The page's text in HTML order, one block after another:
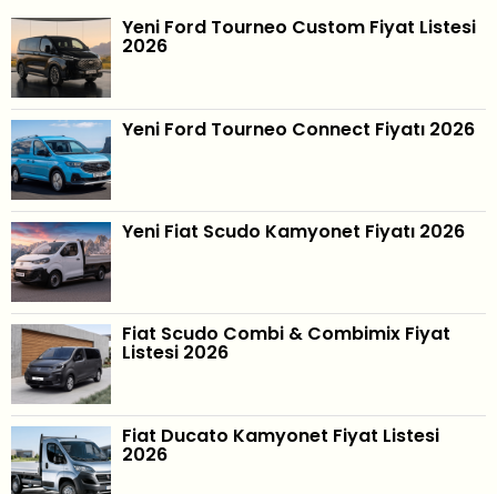
Yeni Ford Tourneo Custom Fiyat Listesi
2026
Yeni Ford Tourneo Connect Fiyatı 2026
Yeni Fiat Scudo Kamyonet Fiyatı 2026
Fiat Scudo Combi & Combimix Fiyat
Listesi 2026
Fiat Ducato Kamyonet Fiyat Listesi
2026